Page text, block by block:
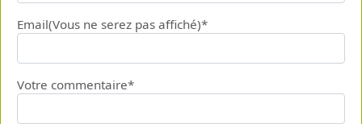
Email(Vous ne serez pas affiché)*
Votre commentaire*